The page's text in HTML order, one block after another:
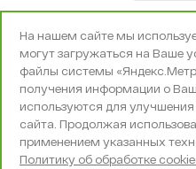
© OOO
Политика
Поддержка и
На нашем сайте мы
могут загружаться на Ваше
файлы системы
получения информации о
используются для
сайта. Продолжая
применением указанных
Политику об обработке